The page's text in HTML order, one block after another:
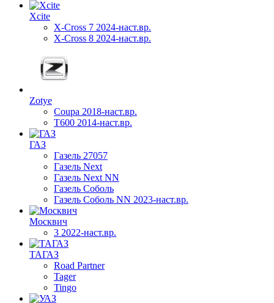
Xcite
X-Cross 7 2024-наст.вр.
X-Cross 8 2024-наст.вр.
Zotye
Coupa 2018-наст.вр.
T600 2014-наст.вр.
ГАЗ
Газель 27057
Газель Next
Газель Next NN
Газель Соболь
Газель Соболь NN 2023-наст.вр.
Москвич
3 2022-наст.вр.
ТАГАЗ
Road Partner
Tager
Tingo